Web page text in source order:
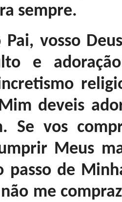
sempre.
Pai, vosso
e
deveis
Se vos
Meus
passo de
me